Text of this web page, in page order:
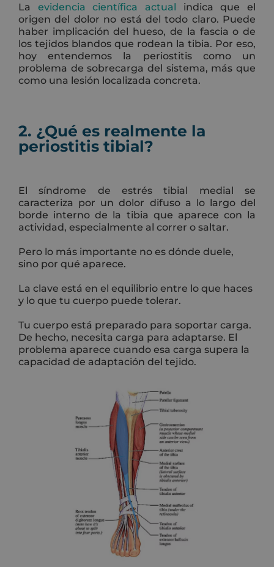
La evidencia científica actual indica que el
origen del dolor no está del todo claro. Puede
haber implicación del hueso, de la fascia o de
los tejidos blandos que rodean la tibia. Por eso,
hoy entendemos la periostitis como un
problema de sobrecarga del sistema, más que
como una lesión localizada concreta.
2. ¿Qué es realmente la
periostitis tibial?
El síndrome de estrés tibial medial se
caracteriza por un dolor difuso a lo largo del
borde interno de la tibia que aparece con la
actividad, especialmente al correr o saltar.
Pero lo más importante no es dónde duele,
sino por qué aparece.
La clave está en el equilibrio entre lo que haces
y lo que tu cuerpo puede tolerar.
Tu cuerpo está preparado para soportar carga.
De hecho, necesita carga para adaptarse. El
problema aparece cuando esa carga supera la
capacidad de adaptación del tejido.